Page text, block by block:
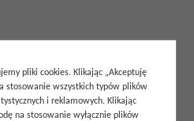
pliki cookies. Klikając „Akceptuję
stosowanie wszystkich typów plików
i reklamowych. Klikając
na stosowanie wyłącznie plików